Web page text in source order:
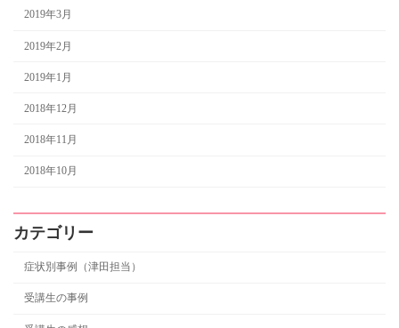
2019年3月
2019年2月
2019年1月
2018年12月
2018年11月
2018年10月
カテゴリー
症状別事例（津田担当）
受講生の事例